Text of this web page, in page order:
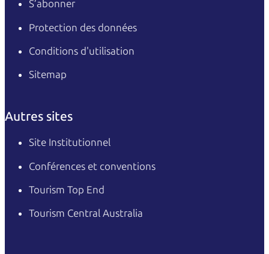
S’abonner
Protection des données
Conditions d'utilisation
Sitemap
Autres sites
Site Institutionnel
Conférences et conventions
Tourism Top End
Tourism Central Australia